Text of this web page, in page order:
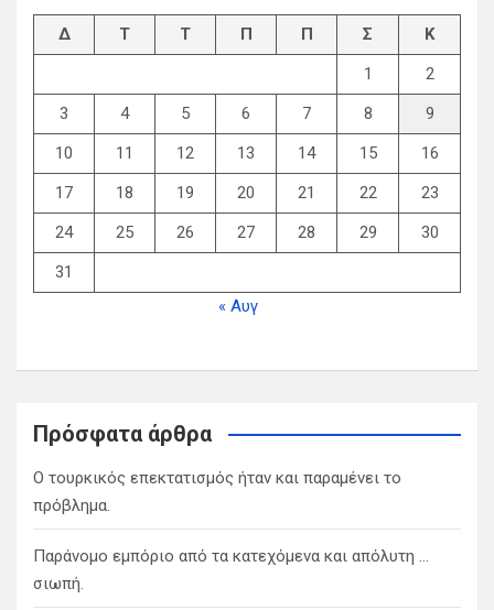
h
Δ
Τ Τ Π Π Σ
Κ
1
2
3
4 5 6 7 8
9
10
11 12 13 14 15
16
17
18 19 20 21 22
23
24
25 26 27 28 29
30
31
« Αυγ
Πρόσφατα άρθρα
Ο τουρκικός επεκτατισμός ήταν και παραμένει το
πρόβλημα.
Παράνομο εμπόριο από τα κατεχόμενα και απόλυτη …
σιωπή.